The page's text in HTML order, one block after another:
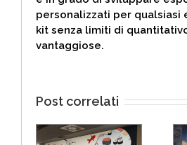
personalizzati per qualsiasi
kit senza limiti di
vantaggiose.
Post correlati